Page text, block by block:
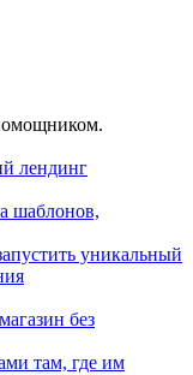
лендинг
шаблонов,
уникальный
без
там, где им